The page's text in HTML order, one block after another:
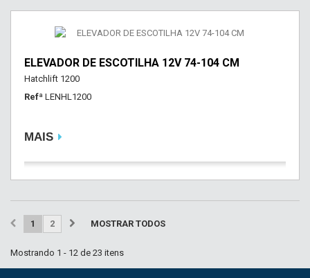
ELEVADOR DE ESCOTILHA 12V 74-104 CM
Hatchlift 1200
Refª LENHL1200
MAIS
MOSTRAR TODOS
1 2
Mostrando 1 - 12 de 23 itens